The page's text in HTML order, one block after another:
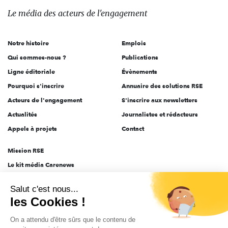
des
l'engagement
Le média des acteurs de l'engagement
Notre histoire
Qui sommes-nous ?
Ligne éditoriale
Pourquoi s'inscrire
Acteurs de l'engagement
Actualités
Appels à projets
Emplois
Publications
Évènements
Annuaire des solutions RSE
S'inscrire aux newsletters
Journalistes et rédacteurs
Contact
Mission RSE
Le kit média Carenews
AEF info
Novethic
PRODURABLE
Salut c'est nous...
les Cookies !
On a attendu d'être sûrs que le contenu de